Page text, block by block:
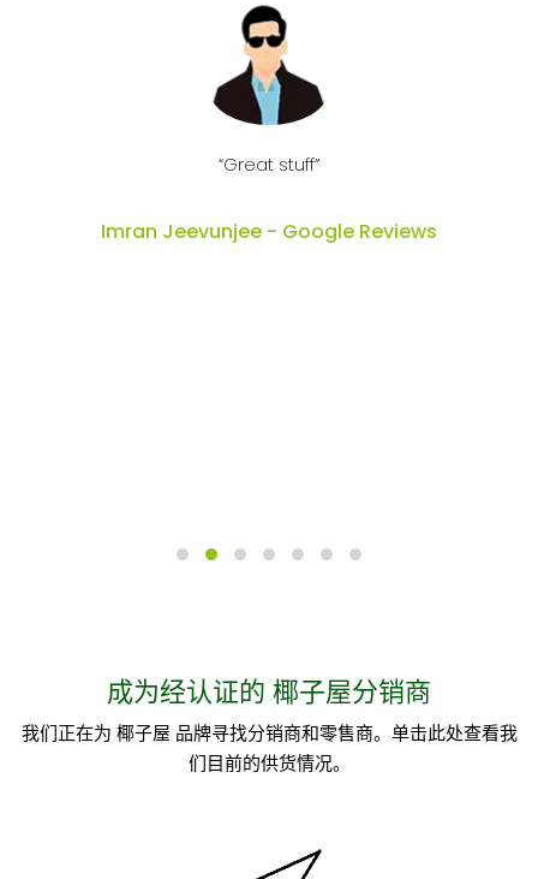
“Great stuff”
Imran Jeevunjee - Google Reviews
成为经认证的 椰子屋分销商
我们正在为 椰子屋 品牌寻找分销商和零售商。 单击此处查看我
们目前的供货情况。